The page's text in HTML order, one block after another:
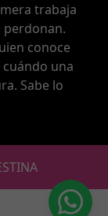
trabaja
perdonan.
conoce
una
Sabe lo